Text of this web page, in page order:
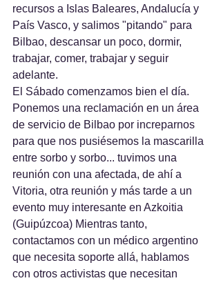
recursos a Islas Baleares, Andalucía y
País Vasco, y salimos "pitando" para
Bilbao, descansar un poco, dormir,
trabajar, comer, trabajar y seguir
adelante.
El Sábado comenzamos bien el día.
Ponemos una reclamación en un área
de servicio de Bilbao por increparnos
para que nos pusiésemos la mascarilla
entre sorbo y sorbo... tuvimos una
reunión con una afectada, de ahí a
Vitoria, otra reunión y más tarde a un
evento muy interesante en Azkoitia
(Guipúzcoa) Mientras tanto,
contactamos con un médico argentino
que necesita soporte allá, hablamos
con otros activistas que necesitan